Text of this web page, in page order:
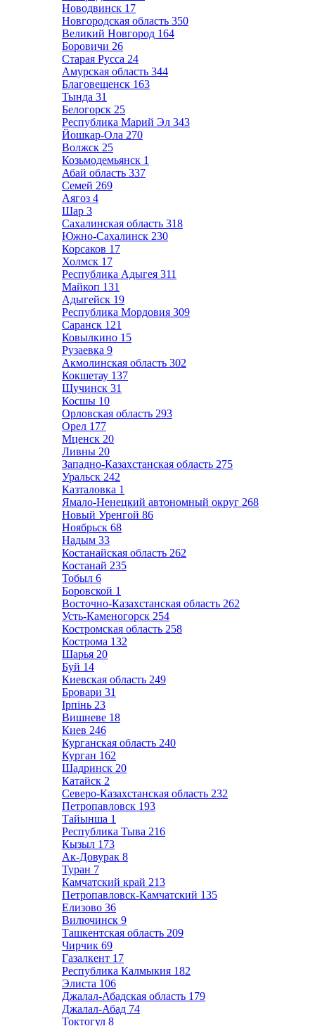
Новодвинск 17
Новгородская область 350
Великий Новгород 164
Боровичи 26
Старая Русса 24
Амурская область 344
Благовещенск 163
Тында 31
Белогорск 25
Республика Марий Эл 343
Йошкар-Ола 270
Волжск 25
Козьмодемьянск 1
Абай область 337
Семей 269
Аягоз 4
Шар 3
Сахалинская область 318
Южно-Сахалинск 230
Корсаков 17
Холмск 17
Республика Адыгея 311
Майкоп 131
Адыгейск 19
Республика Мордовия 309
Саранск 121
Ковылкино 15
Рузаевка 9
Акмолинская область 302
Кокшетау 137
Щучинск 31
Косшы 10
Орловская область 293
Орел 177
Мценск 20
Ливны 20
Западно-Казахстанская область 275
Уральск 242
Казталовка 1
Ямало-Ненецкий автономный округ 268
Новый Уренгой 86
Ноябрьск 68
Надым 33
Костанайская область 262
Костанай 235
Тобыл 6
Боровской 1
Восточно-Казахстанская область 262
Усть-Каменогорск 254
Костромская область 258
Кострома 132
Шарья 20
Буй 14
Киевская область 249
Бровари 31
Ірпінь 23
Вишневе 18
Киев 246
Курганская область 240
Курган 162
Шадринск 20
Катайск 2
Северо-Казахстанская область 232
Петропавловск 193
Тайынша 1
Республика Тыва 216
Кызыл 173
Ак-Довурак 8
Туран 7
Камчатский край 213
Петропавловск-Камчатский 135
Елизово 36
Вилючинск 9
Ташкентская область 209
Чирчик 69
Газалкент 17
Республика Калмыкия 182
Элиста 106
Джалал-Абадская область 179
Джалал-Абад 74
Токтогул 8